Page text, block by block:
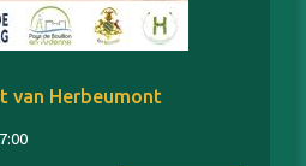
van Herbeumont